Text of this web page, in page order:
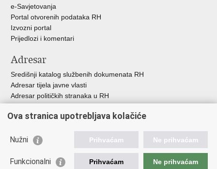
e-Savjetovanja
Portal otvorenih podataka RH
Izvozni portal
Prijedlozi i komentari
Adresar
Središnji katalog službenih dokumenata RH
Adresar tijela javne vlasti
Adresar političkih stranaka u RH
Besplatni telefoni javne uprave
Važne poveznice
Vlada Republike Hrvatske
Ova stranica upotrebljava kolačiće
Nužni Prihvaćam Ne prihvaćam
Funkcionalni Prihvaćam Ne prihvaćam